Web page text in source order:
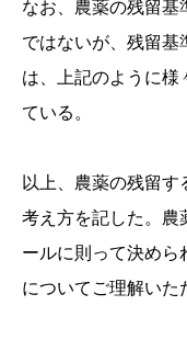
なお、農薬の残留基
ではないが、残留基
は、上記のように様
ている。
以上、農薬の残留
考え方を記した。農
ールに則って決めら
についてご理解いた